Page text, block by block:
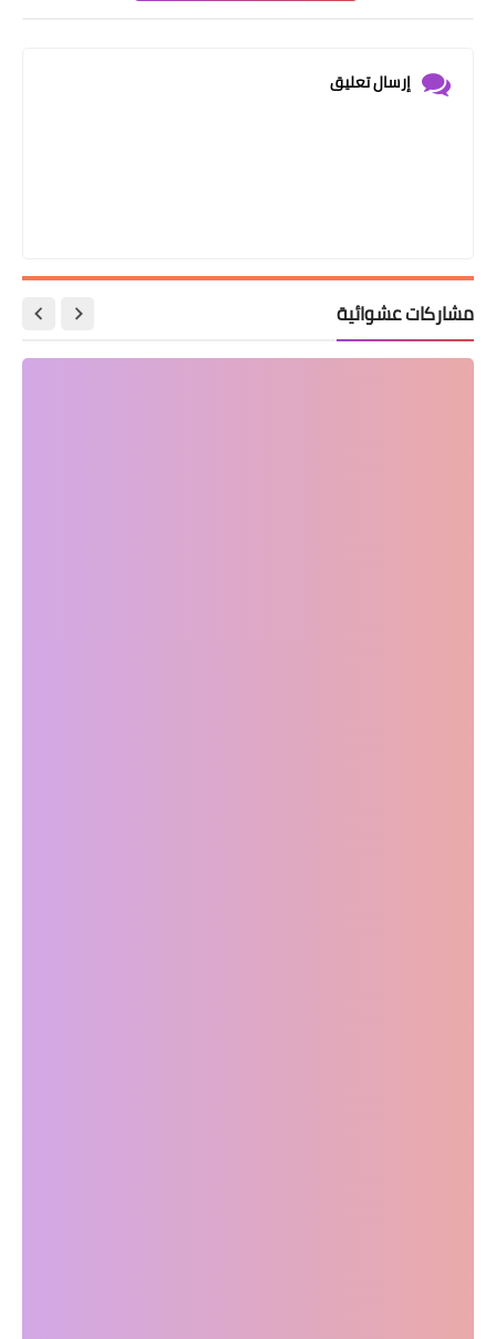
إرسال تعليق
مشاركات عشوائية